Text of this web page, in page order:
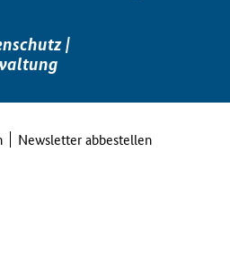
|
Newsletter abbestellen